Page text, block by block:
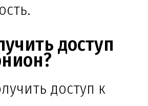
доступ
доступ к